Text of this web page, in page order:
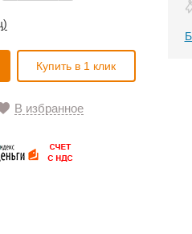
Купить в 1 клик
В избранное